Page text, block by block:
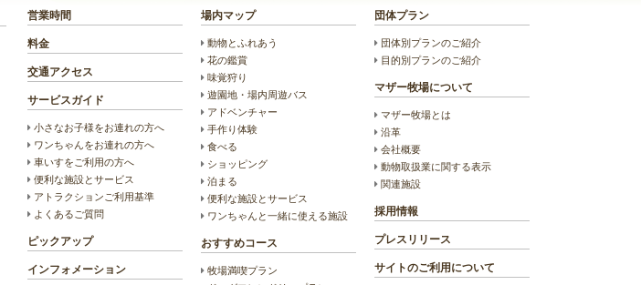
営業時間
料金
交通アクセス
サービスガイド
小さなお子様をお連れの方へ
ワンちゃんをお連れの方へ
車いすをご利用の方へ
便利な施設とサービス
アトラクションご利用基準
よくあるご質問
ピックアップ
インフォメーション
場内マップ
動物とふれあう
花の鑑賞
味覚狩り
遊園地・場内周遊バス
アドベンチャー
手作り体験
食べる
ショッピング
泊まる
便利な施設とサービス
ワンちゃんと一緒に使える施設
おすすめコース
牧場満喫プラン
団体プラン
団体別プランのご紹介
目的別プランのご紹介
マザー牧場について
マザー牧場とは
沿革
会社概要
動物取扱業に関する表示
関連施設
採用情報
プレスリリース
サイトのご利用について